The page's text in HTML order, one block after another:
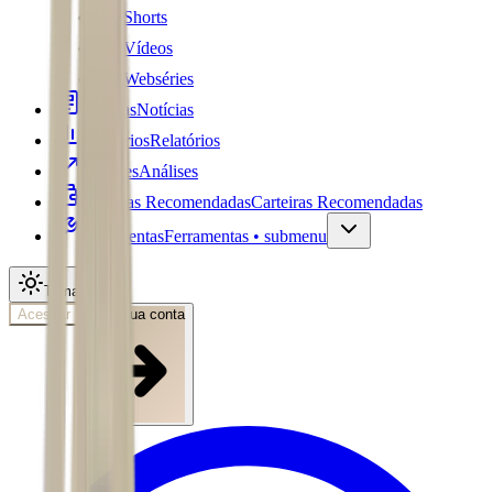
Shorts
Vídeos
Webséries
NotíciasNotícias
RelatóriosRelatórios
AnálisesAnálises
Carteiras RecomendadasCarteiras Recomendadas
FerramentasFerramentas • submenu
Tema
Acessar
Abra sua conta